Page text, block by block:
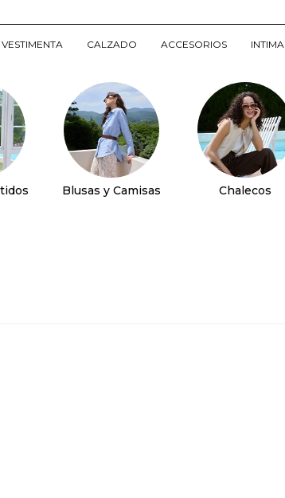
VESTIMENTA CALZADO ACCESORIOS INTIMA
Blusas y Camisas Chalecos